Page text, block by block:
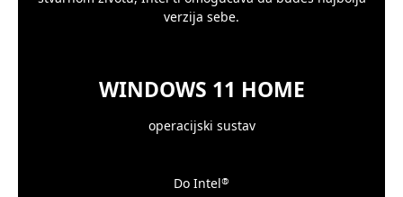
verzija sebe.
WINDOWS 11 HOME
operacijski sustav
Do Intel®